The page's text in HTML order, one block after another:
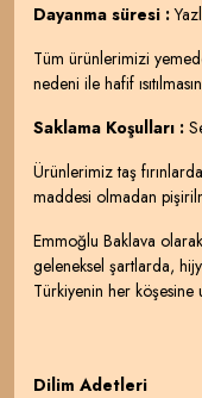
Dayanma süresi :
Tüm ürünlerimizi
nedeni ile hafif
Saklama Koşulları :
Ürünlerimiz taş
maddesi olmadan
Emmoğlu Baklava
geleneksel şartlarda,
Türkiyenin her köşesine
Dilim Adetleri